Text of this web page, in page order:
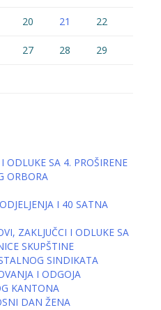
20 21 22
27 28 29
ODLUKE SA 4. PROŠIRENE
ORBORA
I 40 SATNA
ZAKLJUČCI I ODLUKE SA
SKUPŠTINE
SINDIKATA
I ODGOJA
KANTONA
DAN ŽENA